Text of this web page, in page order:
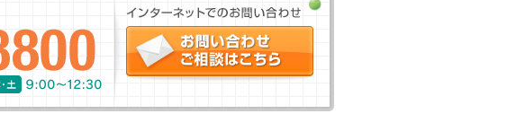
インターネットでのお問い合わ
せ